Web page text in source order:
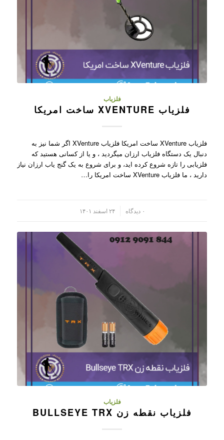
فلزیاب
فلزیاب XVENTURE ساخت امریکا
فلزیاب XVenture ساخت امریکا فلزیاب XVenture اگر شما نیز به
دنبال یک دستگاه فلزیاب ارزان میگردید ، و یا از کسانی هستید که
فلزیابی را تازه شروع کرده اید، و برای شروع به یک گنج یاب ارزان نیاز
دارید ، ما فلزیاب XVenture ساخت امریکا را…
۰ دیدگاه ۲۴ اسفند ۱۴۰۱
فلزیاب
فلزیاب نقطه زن BULLSEYE TRX